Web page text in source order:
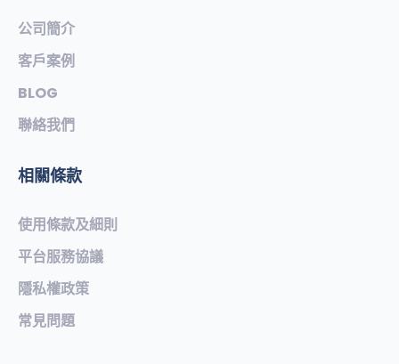
公司簡介
客戶案例
BLOG
聯絡我們
相關條款
使用條款及細則
平台服務協議
隱私權政策
常見問題​